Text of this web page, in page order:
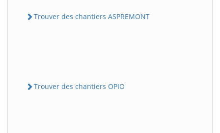
Trouver des chantiers ASPREMONT
Trouver des chantiers OPIO